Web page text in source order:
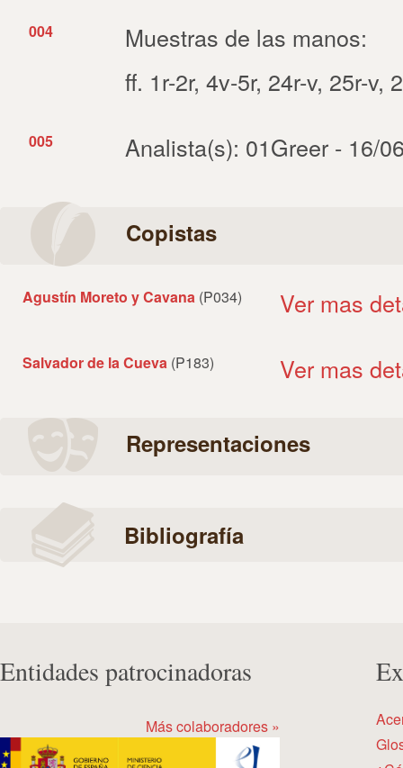
004
Muestras de las manos:
ff. 1r-2r, 4v-5r, 24r-v, 25r-v,
005 Analista(s): 01Greer - 16/
Copistas
Agustín Moreto y Cavana (P034) Ver mas
Salvador de la Cueva (P183) Ver mas
Representaciones
Bibliografía
Entidades patrocinadoras
Más colaboradores »